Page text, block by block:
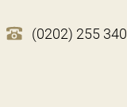
(0202) 255 340